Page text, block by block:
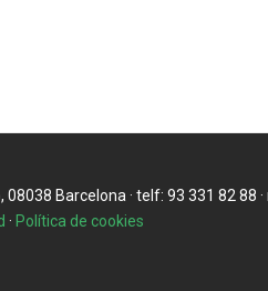
Barcelona · telf: 93 331 82 88 ·
·Política de cookies